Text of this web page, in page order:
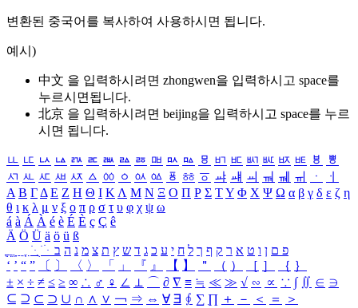
변환된 중국어를 복사하여 사용하시면 됩니다.
예시)
中文 을 입력하시려면 zhongwen을 입력하시고 space를
누르시면됩니다.
北京 을 입력하시려면 beijing을 입력하시고 space를 누르
시면 됩니다.
ㅥ ㅦ ㅧ ㅨ ㅩ ㅪ ㅫ ㅬ ㅭ ㅮ ㅯ ㅰ ㅱ ㅲ ㅳ ㅴ ㅵ ㅶ ㅷ ㅸ
ㅹ
ㅺ ㅻ ㅼ ㅽ ㅾ ㅿ ㆀ ㆁ ㆂ ㆃ ㆄ ㆅ ㆆ ㆇ ㆈ ㆉ ㆊ ㆋ ㆌ ㆍ
ㆎ
Α Β ΓΔ Ε Ζ Η Θ Ι ΚΛ Μ Ν Ξ Ο Π Ρ Σ ΤΥ Φ Χ Ψ Ω α β γ δ ε ζ η
θ ι κ λ μ ν ξ ο π ρ σ τ υ φ χ ψ ω
á à Á À é è É È ç Ç ê
Ä Ö Ü ä ö ü ß
ִֶֹ ֻּ ׁׂ פ ם ן ו ט א ר ק ף ך ל ח י ע כ ג ד ש ץ ת צ מ נ ה ב
‘ ’ “ ” 〔 〕 〈 〉 「 」 『 』 【 】 ＂ （ ） ［ ］ ｛ ｝
± × ÷ ≠ ≤ ≥ ∞ ∴ ♂ ♀ ∠ ⊥ ⌒ ∂ ∇ ≡ ≒ ≪ ≫ √ ∽ ∝ ∵ ∫ ∬ ∈ ∋
⊆ ⊇ ⊂ ⊃ ∪ ∩ ∧ ∨ ￢ ⇒ ⇔ ∀ ∃ ∮ ∑ ∏ ＋ － ＜ ＝
＞